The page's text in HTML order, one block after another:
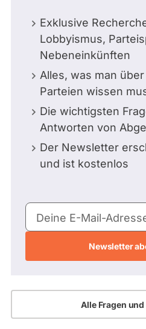
Exklusive
Lobbyismus,
Nebeneinkünften
Alles, was man
Parteien wissen
Die wichtigsten
Antworten von
Der Newsletter
und ist kostenlos
E-
Mail-
Deine E-Mail-
Alle Fragen